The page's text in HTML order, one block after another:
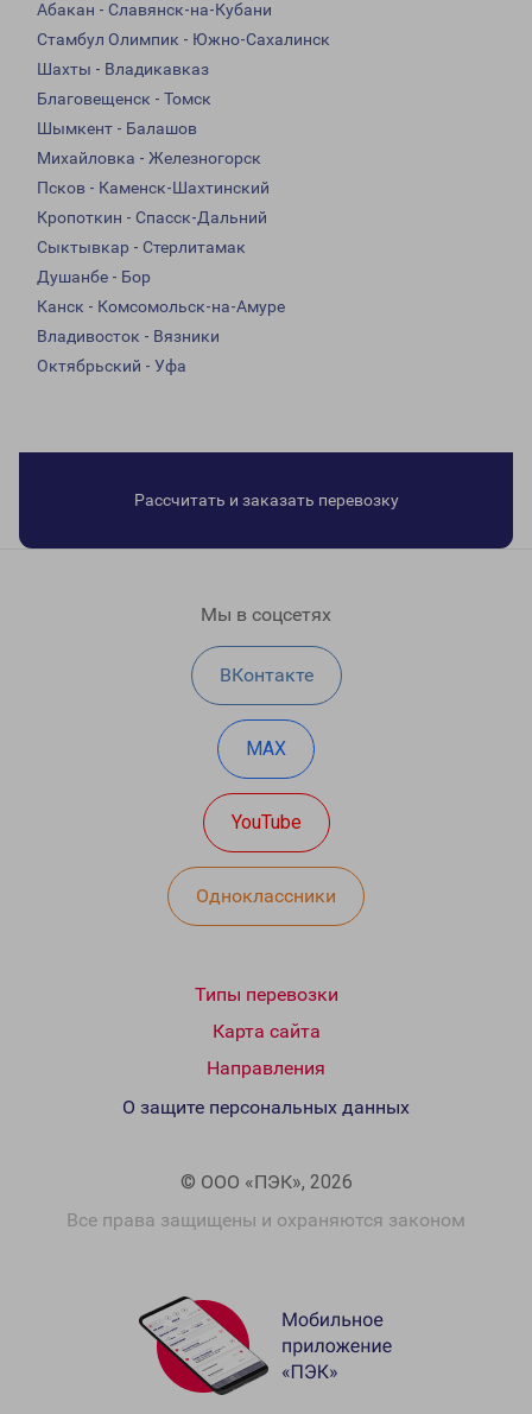
Абакан - Славянск-на-Кубани
Стамбул Олимпик - Южно-Сахалинск
Шахты - Владикавказ
Благовещенск - Томск
Шымкент - Балашов
Михайловка - Железногорск
Псков - Каменск-Шахтинский
Кропоткин - Спасск-Дальний
Сыктывкар - Стерлитамак
Душанбе - Бор
Канск - Комсомольск-на-Амуре
Владивосток - Вязники
Октябрьский - Уфа
Рассчитать и заказать перевозку
Мы в соцсетях
ВКонтакте
MAX
YouTube
Одноклассники
Типы перевозки
Карта сайта
Направления
© ООО «ПЭК», 2026
Все права защищены и охраняются законом
О защите персональных данных